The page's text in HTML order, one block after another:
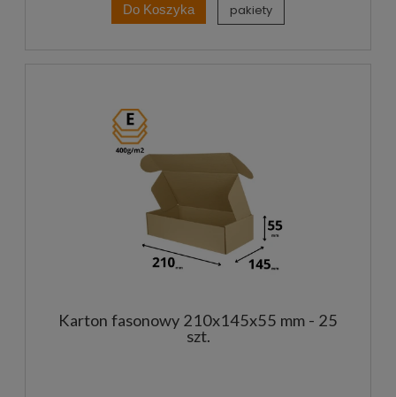
Do Koszyka pakiety
Karton fasonowy 210x145x55 mm - 25
szt.